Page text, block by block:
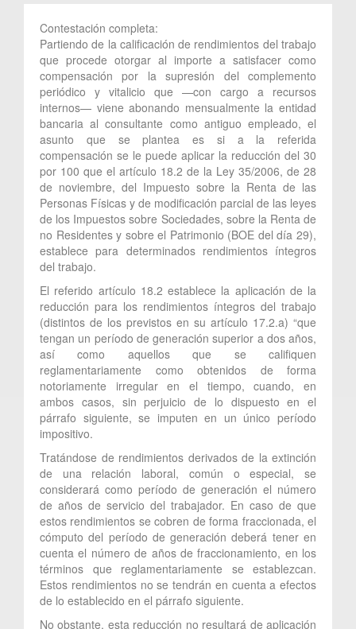
Contestación completa:
Partiendo de la calificación de rendimientos del trabajo
que procede otorgar al importe a satisfacer como
compensación por la supresión del complemento
periódico y vitalicio que —con cargo a recursos
internos— viene abonando mensualmente la entidad
bancaria al consultante como antiguo empleado, el
asunto que se plantea es si a la referida
compensación se le puede aplicar la reducción del 30
por 100 que el artículo 18.2 de la Ley 35/2006, de 28
de noviembre, del Impuesto sobre la Renta de las
Personas Físicas y de modificación parcial de las leyes
de los Impuestos sobre Sociedades, sobre la Renta de
no Residentes y sobre el Patrimonio (BOE del día 29),
establece para determinados rendimientos íntegros
del trabajo.
El referido artículo 18.2 establece la aplicación de la
reducción para los rendimientos íntegros del trabajo
(distintos de los previstos en su artículo 17.2.a) “que
tengan un período de generación superior a dos años,
así como aquellos que se califiquen
reglamentariamente como obtenidos de forma
notoriamente irregular en el tiempo, cuando, en
ambos casos, sin perjuicio de lo dispuesto en el
párrafo siguiente, se imputen en un único período
impositivo.
Tratándose de rendimientos derivados de la extinción
de una relación laboral, común o especial, se
considerará como período de generación el número
de años de servicio del trabajador. En caso de que
estos rendimientos se cobren de forma fraccionada, el
cómputo del período de generación deberá tener en
cuenta el número de años de fraccionamiento, en los
términos que reglamentariamente se establezcan.
Estos rendimientos no se tendrán en cuenta a efectos
de lo establecido en el párrafo siguiente.
No obstante, esta reducción no resultará de aplicación